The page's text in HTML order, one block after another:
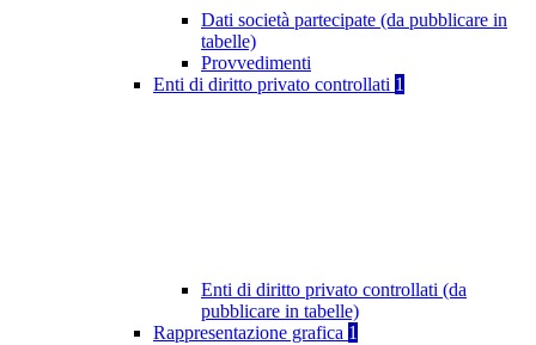
Dati società partecipate (da pubblicare in
tabelle)
Provvedimenti
Enti di diritto privato controllati 1
Enti di diritto privato controllati (da
pubblicare in tabelle)
Rappresentazione grafica 1